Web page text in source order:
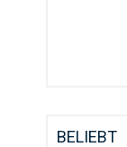
BELIEBT